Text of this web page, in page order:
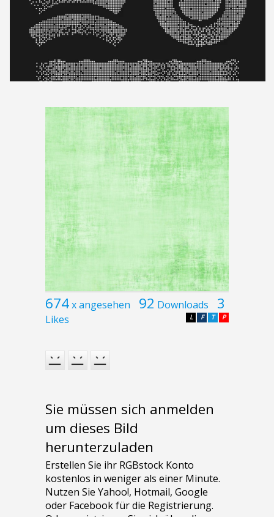
674x angesehen 92 Downloads 3
Likes P
T
F
L
Sie müssen sich anmelden
um dieses Bild
herunterzuladen